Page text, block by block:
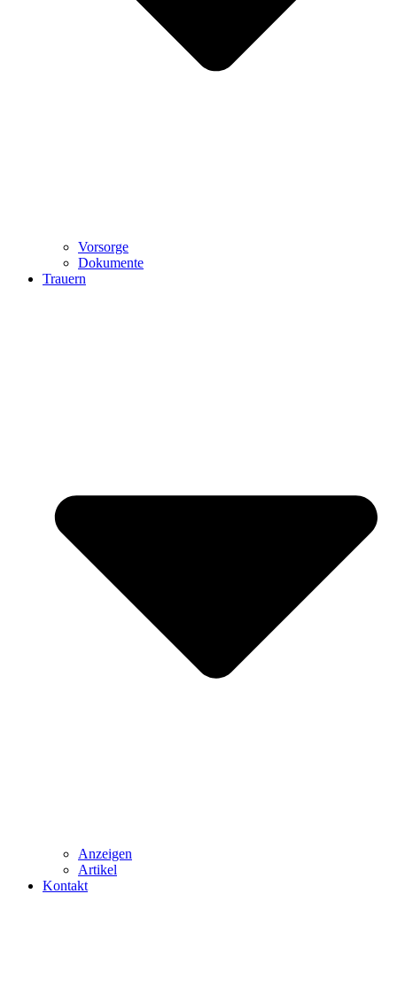
Vorsorge
Dokumente
Trauern
Anzeigen
Artikel
Kontakt